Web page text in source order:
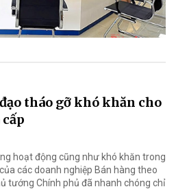
tháo gỡ khó khăn cho
hoạt động cũng như khó khăn trong
các doanh nghiệp Bán hàng theo
tướng Chính phủ đã nhanh chóng chỉ